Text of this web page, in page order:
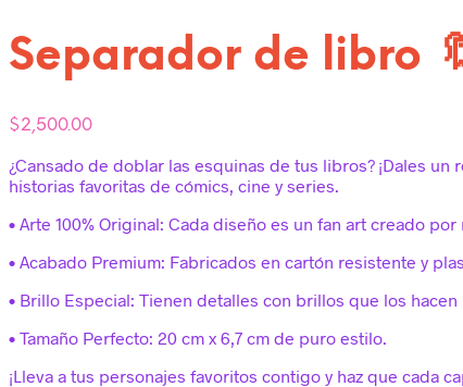
Separador de libro
$2,500.00
¿Cansado de doblar las esquinas de tus libros? ¡Dales
historias favoritas de cómics, cine y series.
• Arte 100% Original: Cada diseño es un fan art creado
• Acabado Premium: Fabricados en cartón resistente y
• Brillo Especial: Tienen detalles con brillos que los hacen
• Tamaño Perfecto: 20 cm x 6,7 cm de puro estilo.
¡Lleva a tus personajes favoritos contigo y haz que cada